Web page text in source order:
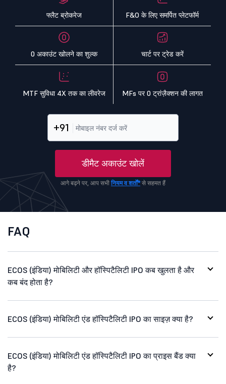
फ्लैट ब्रोकरेज F&O के लिए समर्पित प्लेटफॉर्म
0 अकाउंट खोलने का शुल्क चार्ट पर ट्रेड करें
MTF सुविधा 4X तक का लीवरेज MFs पर 0 ट्रांज़ैक्शन की लागत
+91
डीमैट अकाउंट खोलें
आगे बढ़ने पर, आप सभी नियम व शर्तों*से सहमत हैं
FAQ
ECOS (इंडिया) मोबिलिटी और हॉस्पिटैलिटी IPO कब खुलता है और
कब बंद होता है?
ECOS (इंडिया) मोबिलिटी एंड हॉस्पिटैलिटी IPO का साइज़ क्या है?
ECOS (इंडिया) मोबिलिटी एंड हॉस्पिटैलिटी IPO का प्राइस बैंड क्या
है?